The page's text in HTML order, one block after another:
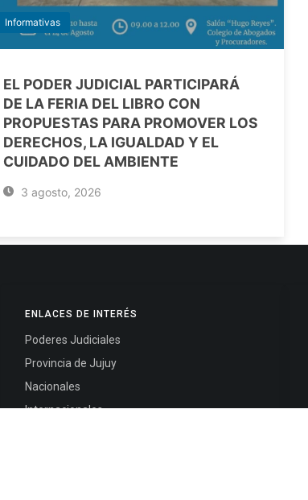
Informativas
EL PODER JUDICIAL PARTICIPARÁ
DE LA FERIA DEL LIBRO CON
PROPUESTAS PARA PROMOVER LOS
DERECHOS, LA IGUALDAD Y EL
CUIDADO DEL AMBIENTE
3 agosto, 2026
ENLACES DE INTERÉS
Poderes Judiciales
Provincia de Jujuy
Nacionales
Internacionales